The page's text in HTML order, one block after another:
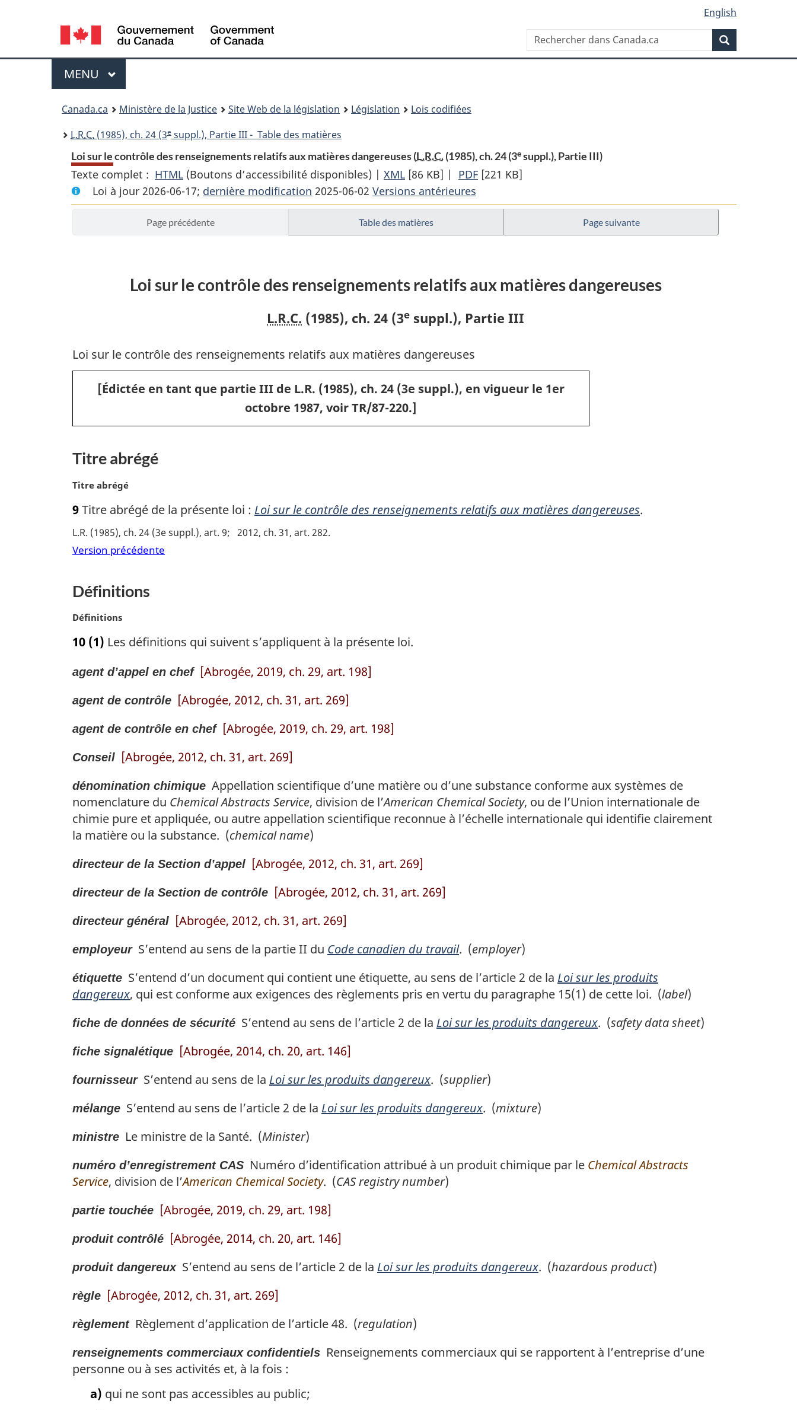
principal
À
site
version
Language
selection
English
Rechercher
dans
Canada.ca
Menu
MENU PRINCIPAL
Canada.ca Ministère de la Justice Site Web de la législation Législation
Lois codifiées
L.R.C. (1985), ch. 24 (3e suppl.), Partie III - Table des matières
Loi sur le contrôle des renseignements relatifs aux matières dangereuses (L.R.C.(1985), ch. 24 (3esuppl.), Partie III)
Texte complet : HTML Texte
complet
:
Loi
des
matières
dangereuses
(Boutons d’accessibilité disponibles) | XML Texte
complet
:
Loi
des
relatifs
matières
dangereuses
[86 KB] | PDF Texte
:
des
relatifs
dangereuses
[221 KB]
Loi à jour 2026-06-17; dernière modification 2025-06-02 Versions antérieures
Page précédente Table des matières Page suivante
Loi sur le contrôle des renseignements relatifs aux matières dangereuses
L.R.C. (1985), ch. 24 (3e suppl.), Partie III
Loi sur le contrôle des renseignements relatifs aux matières dangereuses
[Édictée en tant que partie III de L.R. (1985), ch. 24 (3e suppl.), en vigueur le 1er
octobre 1987, voir TR/87-220.]
Titre abrégé
N
t
m
a
a
e
Titre abrégé
9Titre abrégé de la présente loi : Loi sur le contrôle des renseignements relatifs aux matières dangereuses.
L.R. (1985), ch. 24 (3e suppl.), art. 9 2012, ch. 31, art. 282
Version précédente
Définitions
N
t
m
r
i
a
e
Définitions
10 (1) Les définitions qui suivent s’appliquent à la présente loi.
agent d’appel en chef [Abrogée, 2019, ch. 29, art. 198]
agent de contrôle [Abrogée, 2012, ch. 31, art. 269]
agent de contrôle en chef [Abrogée, 2019, ch. 29, art. 198]
Conseil [Abrogée, 2012, ch. 31, art. 269]
dénomination chimique Appellation scientifique d’une matière ou d’une substance conforme aux systèmes de
nomenclature du Chemical Abstracts Service, division de l’American Chemical Society, ou de l’Union internationale de
chimie pure et appliquée, ou autre appellation scientifique reconnue à l’échelle internationale qui identifie clairement
la matière ou la substance. (chemical name)
directeur de la Section d’appel [Abrogée, 2012, ch. 31, art. 269]
directeur de la Section de contrôle [Abrogée, 2012, ch. 31, art. 269]
directeur général [Abrogée, 2012, ch. 31, art. 269]
employeurS’entend au sens de la partie II du Code canadien du travail. (employer)
étiquette S’entend d’un document qui contient une étiquette, au sens de l’article 2 de la Loi sur les produits
dangereux, qui est conforme aux exigences des règlements pris en vertu du paragraphe 15(1) de cette loi. (label)
fiche de données de sécurité S’entend au sens de l’article 2 de la Loi sur les produits dangereux. (safety data sheet)
fiche signalétique [Abrogée, 2014, ch. 20, art. 146]
fournisseurS’entend au sens de la Loi sur les produits dangereux. (supplier)
mélange S’entend au sens de l’article 2 de la Loi sur les produits dangereux. (mixture)
ministre Le ministre de la Santé. (Minister)
numéro d’enregistrement CAS Numéro d’identification attribué à un produit chimique par le Chemical Abstracts
Service, division de l’American Chemical Society. (CAS registry number)
partie touchée [Abrogée, 2019, ch. 29, art. 198]
produit contrôlé [Abrogée, 2014, ch. 20, art. 146]
produit dangereuxS’entend au sens de l’article 2 de la Loi sur les produits dangereux. (hazardous product)
règle [Abrogée, 2012, ch. 31, art. 269]
règlementRèglement d’application de l’article 48. (regulation)
renseignements commerciaux confidentiels Renseignements commerciaux qui se rapportent à l’entreprise d’une
personne ou à ses activités et, à la fois :
a) qui ne sont pas accessibles au public;